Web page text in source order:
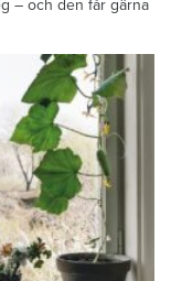
– och den får gärna